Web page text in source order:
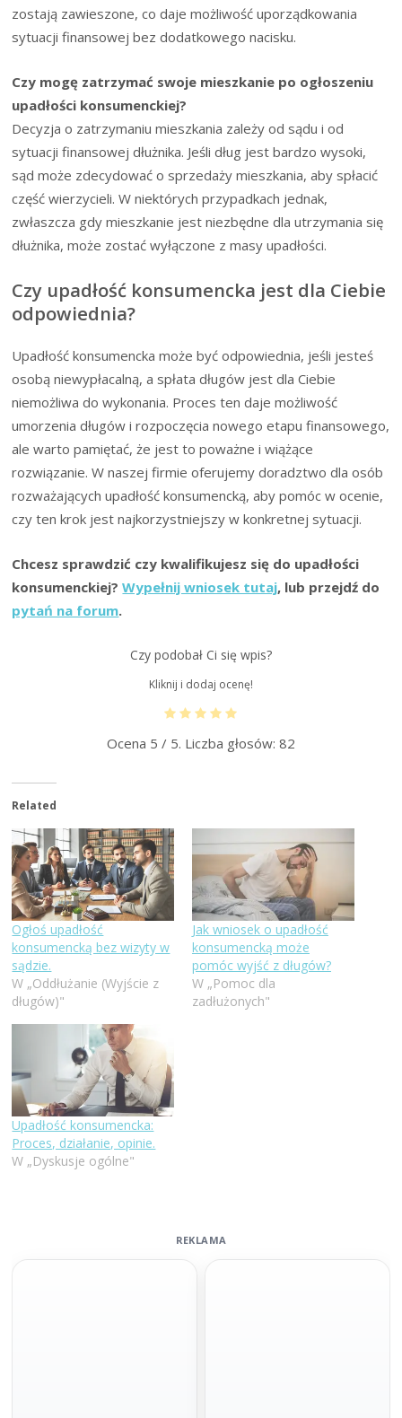
zostają zawieszone, co daje możliwość uporządkowania
sytuacji finansowej bez dodatkowego nacisku.
Czy mogę zatrzymać swoje mieszkanie po ogłoszeniu
upadłości konsumenckiej?
Decyzja o zatrzymaniu mieszkania zależy od sądu i od
sytuacji finansowej dłużnika. Jeśli dług jest bardzo wysoki,
sąd może zdecydować o sprzedaży mieszkania, aby spłacić
część wierzycieli. W niektórych przypadkach jednak,
zwłaszcza gdy mieszkanie jest niezbędne dla utrzymania się
dłużnika, może zostać wyłączone z masy upadłości.
Czy upadłość konsumencka jest dla Ciebie
odpowiednia?
Upadłość konsumencka może być odpowiednia, jeśli jesteś
osobą niewypłacalną, a spłata długów jest dla Ciebie
niemożliwa do wykonania. Proces ten daje możliwość
umorzenia długów i rozpoczęcia nowego etapu finansowego,
ale warto pamiętać, że jest to poważne i wiążące
rozwiązanie. W naszej firmie oferujemy doradztwo dla osób
rozważających upadłość konsumencką, aby pomóc w ocenie,
czy ten krok jest najkorzystniejszy w konkretnej sytuacji.
Chcesz sprawdzić czy kwalifikujesz się do upadłości
konsumenckiej?Wypełnij wniosek tutaj, lub przejdź do
pytań na forum.
Czy podobał Ci się wpis?
Kliknij i dodaj ocenę!
Ocena 5 / 5. Liczba głosów: 82
Related
Ogłoś upadłość
konsumencką bez wizyty w
sądzie.
W „Oddłużanie (Wyjście z
długów)"
Jak wniosek o upadłość
konsumencką może
pomóc wyjść z długów?
W „Pomoc dla
zadłużonych"
Upadłość konsumencka:
Proces, działanie, opinie.
W „Dyskusje ogólne"
REKLAMA